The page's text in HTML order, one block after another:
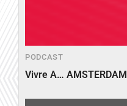
PODCAST
Vivre A… AMSTERDAM